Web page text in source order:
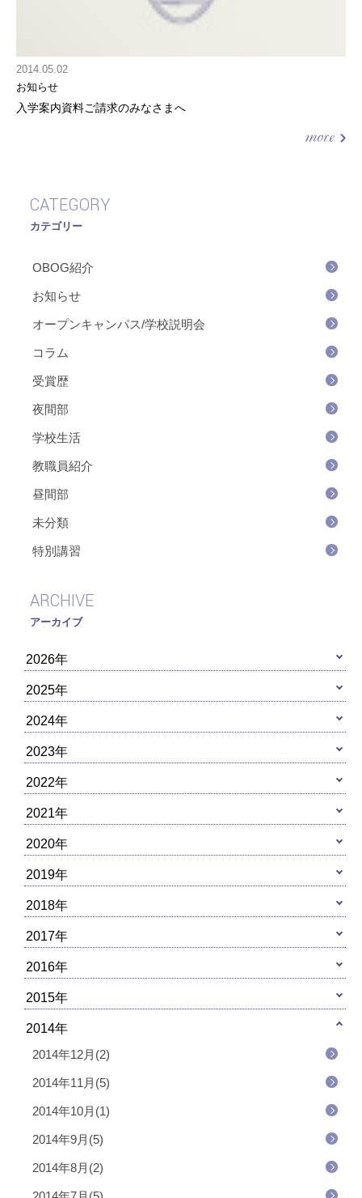
2014.05.02
お知らせ
入学案内資料ご請求のみなさまへ
CATEGORY
カテゴリー
OBOG紹介
お知らせ
オープンキャンパス/学校説明会
コラム
受賞歴
夜間部
学校生活
教職員紹介
昼間部
未分類
特別講習
ARCHIVE
アーカイブ
2026年
2025年
2024年
2023年
2022年
2021年
2020年
2019年
2018年
2017年
2016年
2015年
2014年
2014年12月(2)
2014年11月(5)
2014年10月(1)
2014年9月(5)
2014年8月(2)